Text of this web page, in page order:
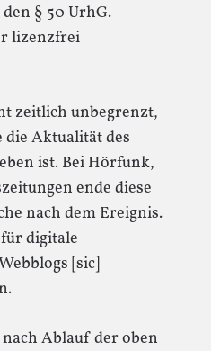
§ 50 UrhG.
lizenzfrei
zeitlich unbegrenzt,
die Aktualität des
ist. Bei Hörfunk,
ende diese
nach dem Ereignis.
digitale
[sic]
Ablauf der oben